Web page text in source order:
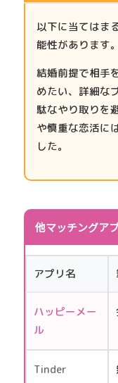
以下に当てはま
能性があります。
結婚前提で相手
めたい、詳細な
駄なやり取りを
や慎重な恋活に
した。
他マッチングア
アプリ名
ハッピーメー
ル
Tinder